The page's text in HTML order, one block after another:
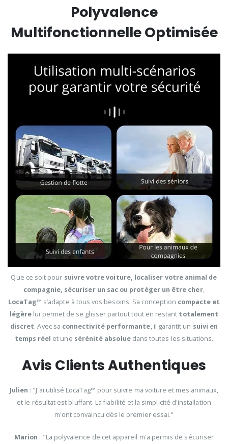
Polyvalence
Multifonctionnelle Optimisée
Que ce soit pour suivre votre voiture, localiser votre animal de
compagnie, sécuriser un sac ou protéger un être cher,
LocaTag™ s’adapte à tous vos besoins. Sa conception compacte et
légère lui permet de se glisser partout tout en restant totalement
discret. Avec sa connectivité performante, il garantit un suivi en
temps réel et une sérénité absoluedans toutes les situations.
Avis Clients Authentiques
Julien : "J'ai utilisé LocaTag™ pour suivre ma voiture et mes animaux,
et le résultat est bluffant. La fiabilité et la simplicité d'installation
m'ont convaincu dès le premier essai."
Marion : "La polyvalence de cet appareil m'a permis de sécuriser